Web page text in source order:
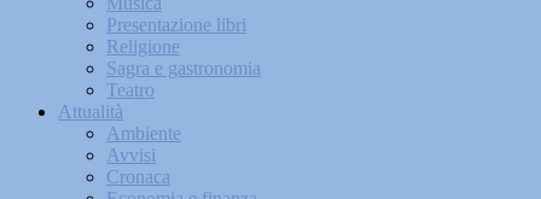
Presentazione libri
Religione
Sagra e gastronomia
Teatro
Attualità
Ambiente
Avvisi
Cronaca